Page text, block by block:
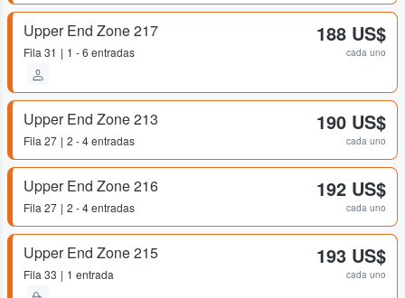
Upper End Zone 217
Fila 31 1 - 6 entradas
188 US$
cada uno
Upper End Zone 213
Fila 27 2 - 4 entradas
190 US$
cada uno
Upper End Zone 216
Fila 27 2 - 4 entradas
192 US$
cada uno
Upper End Zone 215
Fila 33 1 entrada
193 US$
cada uno